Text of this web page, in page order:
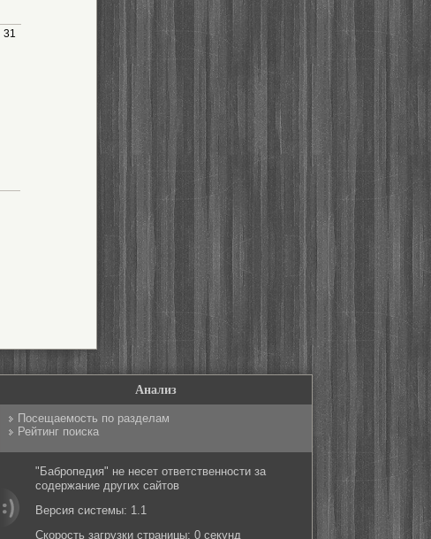
31
Анализ
Посещаемость по разделам
Рейтинг поиска
"Бабропедия" не несет ответственности за
содержание других сайтов
Версия системы: 1.1
Скорость загрузки страницы: 0 секунд